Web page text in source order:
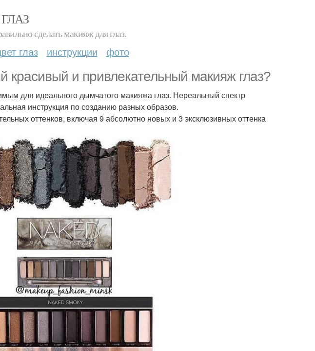
сделать макияж для глаз.
глаз инструкции фото
красивый и привлекательный макияж глаз?
для идеального дымчатого макияжа глаз. Нереальный спектр
инструкция по созданию разных образов.
оттенков, включая 9 абсолютно новых и 3 эксклюзивных оттенка